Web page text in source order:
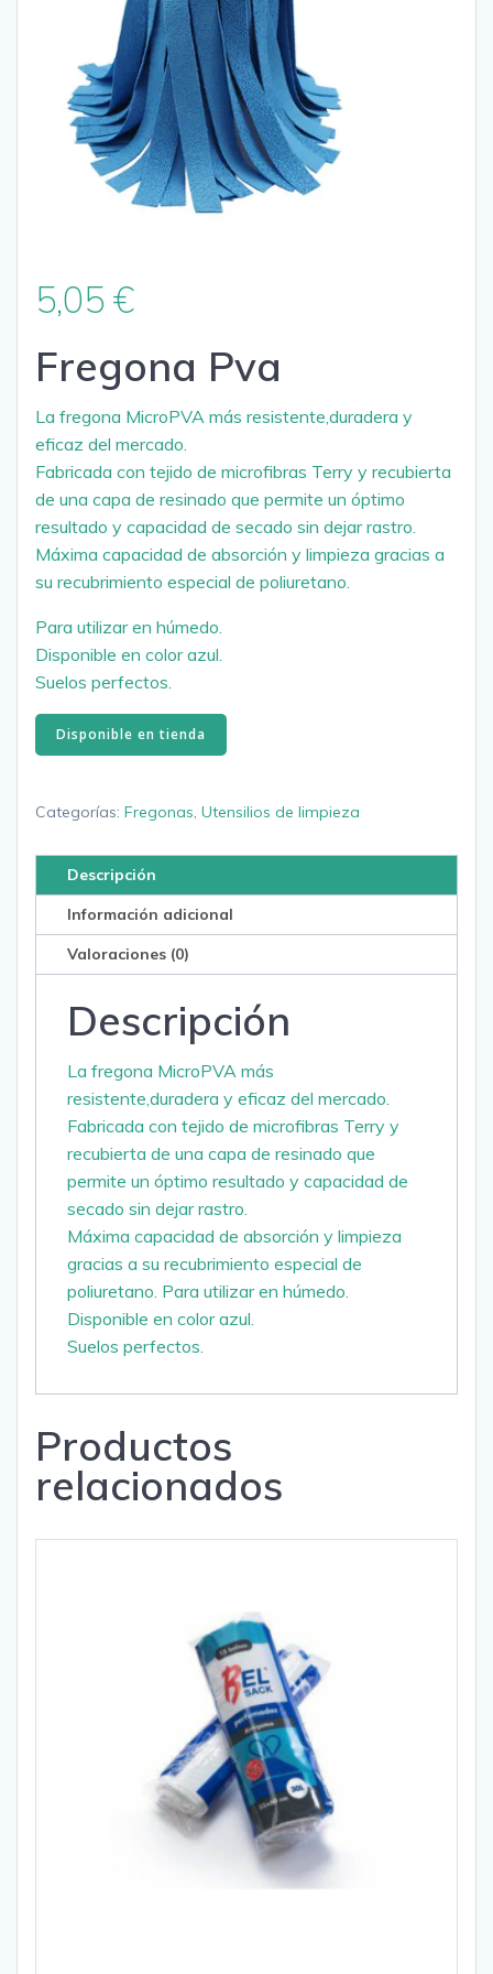
5,05 €
Fregona Pva
La fregona MicroPVA más resistente,duradera y
eficaz del mercado.
Fabricada con tejido de microfibras Terry y recubierta
de una capa de resinado que permite un óptimo
resultado y capacidad de secado sin dejar rastro.
Máxima capacidad de absorción y limpieza gracias a
su recubrimiento especial de poliuretano.
Para utilizar en húmedo.
Disponible en color azul.
Suelos perfectos.
Disponible en tienda
Categorías: Fregonas, Utensilios de limpieza
Descripción
Información adicional
Valoraciones (0)
Descripción
La fregona MicroPVA más
resistente,duradera y eficaz del mercado.
Fabricada con tejido de microfibras Terry y
recubierta de una capa de resinado que
permite un óptimo resultado y capacidad de
secado sin dejar rastro.
Máxima capacidad de absorción y limpieza
gracias a su recubrimiento especial de
poliuretano. Para utilizar en húmedo.
Disponible en color azul.
Suelos perfectos.
Productos
relacionados